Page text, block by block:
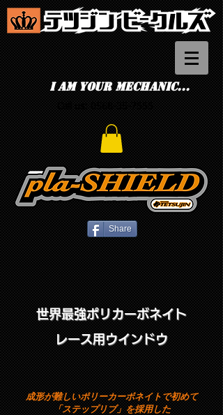
I am your mechanic...
Share
世界最強ポリカーボネイト
レース用ウインドウ
成形が難しいポリーカーボネイトで初めて
「ステップリブ」を採用した